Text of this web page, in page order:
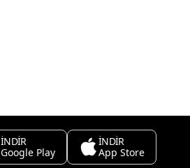
İNDİR
Google Play
İNDİR
App Store